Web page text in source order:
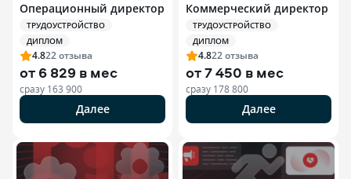
Операционный директор
ТРУДОУСТРОЙСТВО
ДИПЛОМ
4.822отзыва
от 6 829 в мес
сразу 163 900
Далее
Коммерческий директор
ТРУДОУСТРОЙСТВО
ДИПЛОМ
4.822отзыва
от7 450 в мес
сразу 178 800
Далее